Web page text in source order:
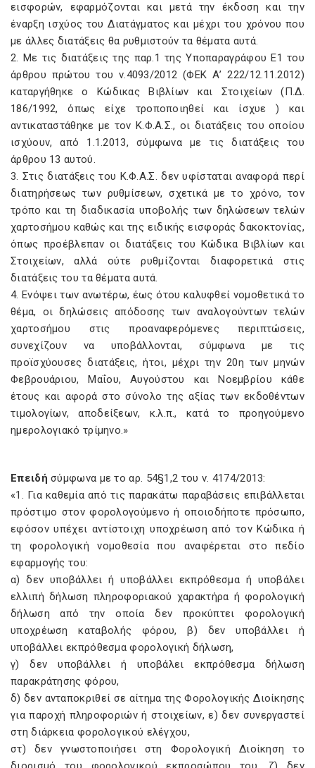
εισφορών, εφαρμόζονται και μετά την έκδοση και την
έναρξη ισχύος του Διατάγματος και μέχρι του χρόνου που
με άλλες διατάξεις θα ρυθμιστούν τα θέματα αυτά.
2. Με τις διατάξεις της παρ.1 της Υποπαραγράφου Ε1 του
άρθρου πρώτου του ν.4093/2012 (ΦΕΚ Α’ 222/12.11.2012)
καταργήθηκε ο Κώδικας Βιβλίων και Στοιχείων (Π.Δ.
186/1992, όπως είχε τροποποιηθεί και ίσχυε ) και
αντικαταστάθηκε με τον Κ.Φ.Α.Σ., οι διατάξεις του οποίου
ισχύουν, από 1.1.2013, σύμφωνα με τις διατάξεις του
άρθρου 13 αυτού.
3. Στις διατάξεις του Κ.Φ.Α.Σ. δεν υφίσταται αναφορά περί
διατηρήσεως των ρυθμίσεων, σχετικά με το χρόνο, τον
τρόπο και τη διαδικασία υποβολής των δηλώσεων τελών
χαρτοσήμου καθώς και της ειδικής εισφοράς δακοκτονίας,
όπως προέβλεπαν οι διατάξεις του Κώδικα Βιβλίων και
Στοιχείων, αλλά ούτε ρυθμίζονται διαφορετικά στις
διατάξεις του τα θέματα αυτά.
4. Ενόψει των ανωτέρω, έως ότου καλυφθεί νομοθετικά το
θέμα, οι δηλώσεις απόδοσης των αναλογούντων τελών
χαρτοσήμου στις προαναφερόμενες περιπτώσεις,
συνεχίζουν να υποβάλλονται, σύμφωνα με τις
προϊσχύουσες διατάξεις, ήτοι, μέχρι την 20η των μηνών
Φεβρουάριου, Μαΐου, Αυγούστου και Νοεμβρίου κάθε
έτους και αφορά στο σύνολο της αξίας των εκδοθέντων
τιμολογίων, αποδείξεων, κ.λ.π., κατά το προηγούμενο
ημερολογιακό τρίμηνο.»
Επειδή σύμφωνα με το αρ. 54§1,2 του ν. 4174/2013:
«1. Για καθεμία από τις παρακάτω παραβάσεις επιβάλλεται
πρόστιμο στον φορολογούμενο ή οποιοδήποτε πρόσωπο,
εφόσον υπέχει αντίστοιχη υποχρέωση από τον Κώδικα ή
τη φορολογική νομοθεσία που αναφέρεται στο πεδίο
εφαρμογής του:
α) δεν υποβάλλει ή υποβάλλει εκπρόθεσμα ή υποβάλει
ελλιπή δήλωση πληροφοριακού χαρακτήρα ή φορολογική
δήλωση από την οποία δεν προκύπτει φορολογική
υποχρέωση καταβολής φόρου, β) δεν υποβάλλει ή
υποβάλλει εκπρόθεσμα φορολογική δήλωση,
γ) δεν υποβάλλει ή υποβάλει εκπρόθεσμα δήλωση
παρακράτησης φόρου,
δ) δεν ανταποκριθεί σε αίτημα της Φορολογικής Διοίκησης
για παροχή πληροφοριών ή στοιχείων, ε) δεν συνεργαστεί
στη διάρκεια φορολογικού ελέγχου,
στ) δεν γνωστοποιήσει στη Φορολογική Διοίκηση το